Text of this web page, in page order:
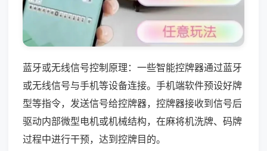
蓝牙或无线信号控制原理：一些智能控牌器通过蓝牙
或无线信号与手机等设备连接。手机端软件预设好牌
型等指令，发送信号给控牌器，控牌器接收到信号后
驱动内部微型电机或机械结构，在麻将机洗牌、码牌
过程中进行干预，达到控牌目的。